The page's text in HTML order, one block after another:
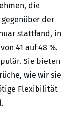
die
der
stattfand, in
41 auf 48 %.
Sie bieten
wie wir sie
Flexibilität